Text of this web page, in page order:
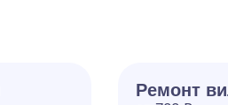
Ремонт